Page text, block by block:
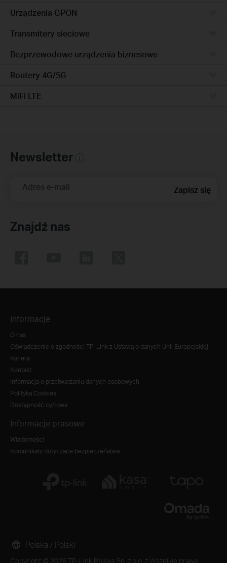
Urządzenia GPON
Transmitery sieciowe
Bezprzewodowe urządzenia biznesowe
Routery 4G/5G
MiFi LTE
Newsletter
Adres e-mail Zapisz się
Znajdź nas
Informacje
O nas
Oświadczenie o zgodności TP-Link z Ustawą o danych Unii Europejskiej
Kariera
Kontakt
Informacja o przetwarzaniu danych osobowych
Polityka Cookies
Dostępność cyfrowa
Informacje prasowe
Wiadomości
Komunikaty dotyczące bezpieczeństwa
Copyright © 2026 TP-Link Polska Sp. z o.o. z Wszelkie prawa
Polska / Polski